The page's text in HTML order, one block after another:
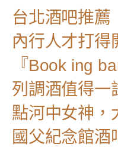
台北酒吧推薦
內行人才打得
『Book ing
列調酒值得一
點河中女神，
國父紀念館酒